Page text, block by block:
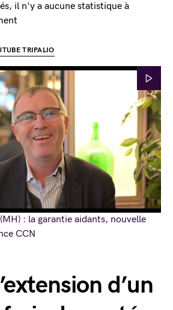
d’un
il n'y a aucune statistique à
TRIPALIO
: la garantie aidants, nouvelle
CCN